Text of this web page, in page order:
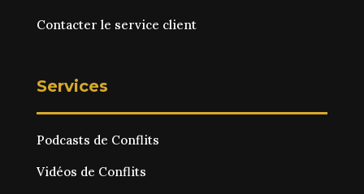
Contacter le service client
Services
Podcasts de Conflits
Vidéos de Conflits